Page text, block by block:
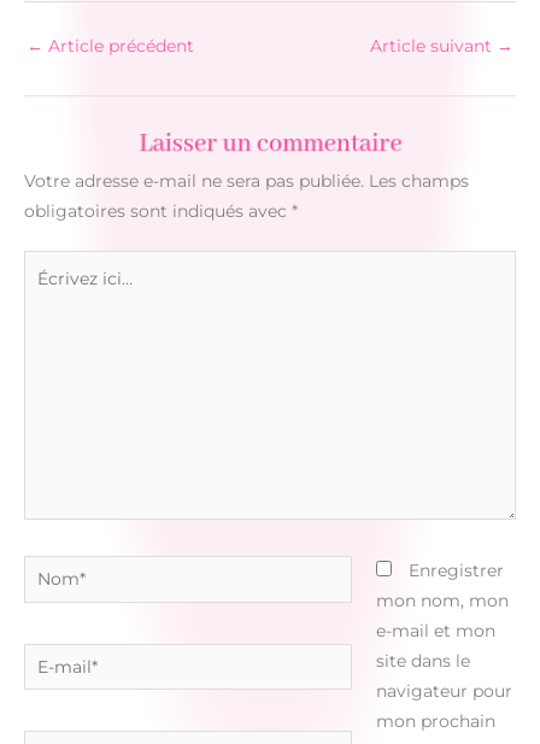
← Article précédent Article suivant →
Laisser un commentaire
Votre adresse e-mail ne sera pas publiée. Les champs
obligatoires sont indiqués avec *
Écrivez
Nom*
E-
mail*
Enregistrer
mon nom, mon
e-mail et mon
site dans le
navigateur pour
mon prochain